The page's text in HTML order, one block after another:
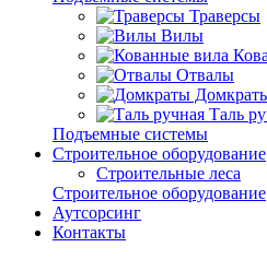
Траверсы
Вилы
Отвалы
Таль
Подъемные системы
Строительное оборудование
Строительные леса
Строительное оборудование
Аутсорсинг
Контакты